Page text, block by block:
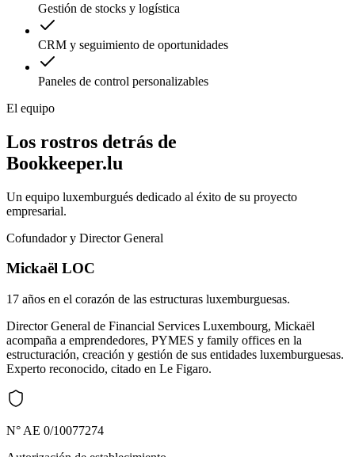
Gestión de stocks y logística
CRM y seguimiento de oportunidades
Paneles de control personalizables
El equipo
Los rostros detrás de
Bookkeeper.lu
Un equipo luxemburgués dedicado al éxito de su proyecto
empresarial.
Cofundador y Director General
Mickaël LOC
17 años en el corazón de las estructuras luxemburguesas.
Director General de Financial Services Luxembourg, Mickaël
acompaña a emprendedores, PYMES y family offices en la
estructuración, creación y gestión de sus entidades luxemburguesas.
Experto reconocido, citado en Le Figaro.
N° AE 0/10077274